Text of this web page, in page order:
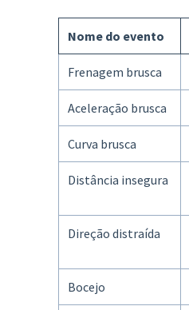
Nome do evento
Frenagem brusca
Aceleração brusca
Curva brusca
Distância insegura
Direção distraída
Bocejo